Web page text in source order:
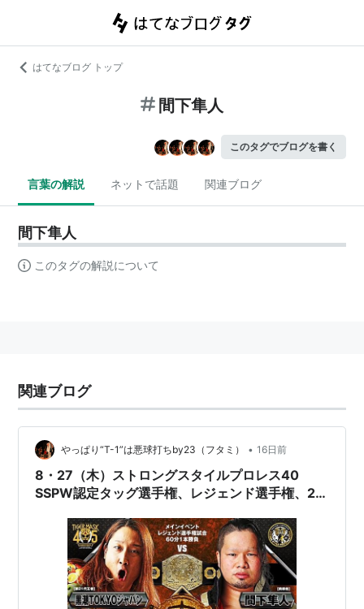
はてなブログ トップ
間下隼人
このタグでブログを書く
言葉の解説 ネットで話題 関連ブログ
間下隼人
このタグの解説について
関連ブログ
やっぱり“T-1”は悪球打ちby23（フタミ） • 16日前
8・27（木）ストロングスタイルプロレス40
SSPW認定タッグ選手権、レジェンド選手権、2大
戦は黒潮TOKYOジャパン対ジャガー横田をやる